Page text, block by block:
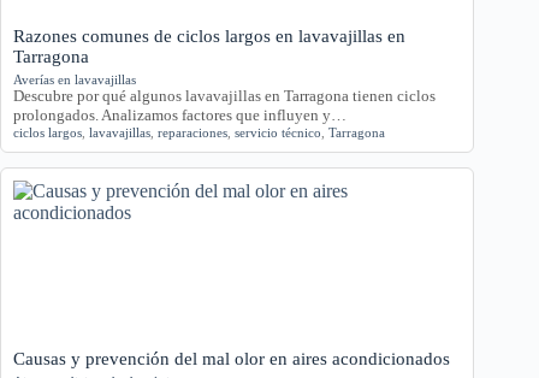
Razones comunes de ciclos largos en lavavajillas en
Tarragona
Averías en lavavajillas
Descubre por qué algunos lavavajillas en Tarragona tienen ciclos
prolongados. Analizamos factores que influyen y…
ciclos largos lavavajillas reparaciones servicio técnico Tarragona
Causas y prevención del mal olor en aires acondicionados